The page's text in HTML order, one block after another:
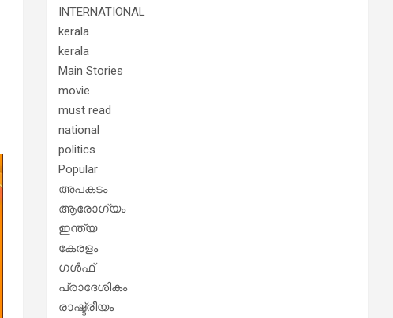
INTERNATIONAL
kerala
kerala
Main Stories
movie
must read
national
politics
Popular
അപകടം
ആരോഗ്യം
ഇന്ത്യ
കേരളം
ഗൾഫ്
പ്രാദേശികം
രാഷ്ട്രീയം